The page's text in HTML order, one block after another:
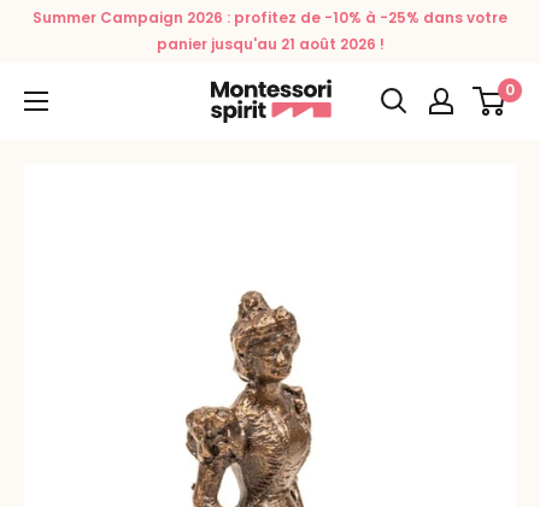
PasserSummer Campaign 2026 : profitez de -10% à -25% dans votre
panier jusqu'au 21 août 2026 !
Montessori
Spirit
0